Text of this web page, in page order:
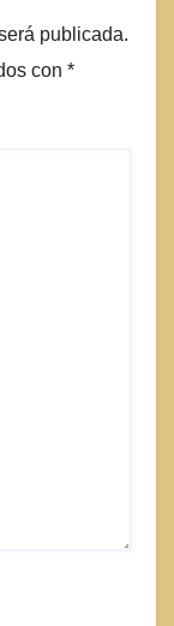
publicada.
con *